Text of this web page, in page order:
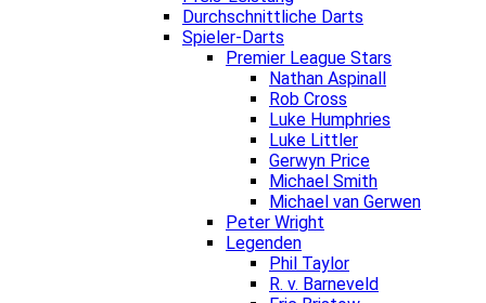
Durchschnittliche Darts
Spieler-Darts
Premier League Stars
Nathan Aspinall
Rob Cross
Luke Humphries
Luke Littler
Gerwyn Price
Michael Smith
Michael van Gerwen
Peter Wright
Legenden
Phil Taylor
R. v. Barneveld